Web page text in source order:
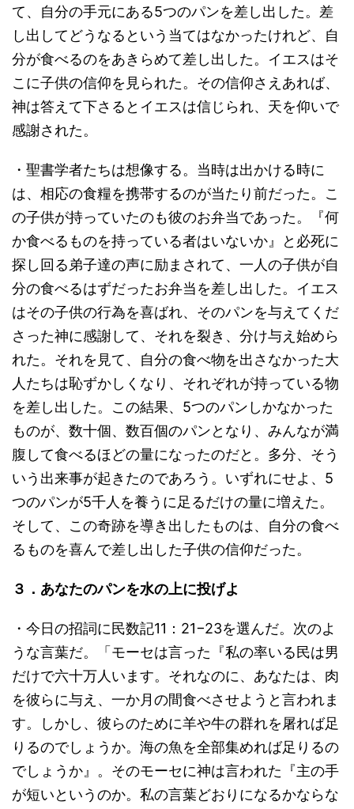
て、自分の手元にある5つのパンを差し出した。差
し出してどうなるという当てはなかったけれど、自
分が食べるのをあきらめて差し出した。イエスはそ
こに子供の信仰を見られた。その信仰さえあれば、
神は答えて下さるとイエスは信じられ、天を仰いで
感謝された。
・聖書学者たちは想像する。当時は出かける時に
は、相応の食糧を携帯するのが当たり前だった。こ
の子供が持っていたのも彼のお弁当であった。『何
か食べるものを持っている者はいないか』と必死に
探し回る弟子達の声に励まされて、一人の子供が自
分の食べるはずだったお弁当を差し出した。イエス
はその子供の行為を喜ばれ、そのパンを与えてくだ
さった神に感謝して、それを裂き、分け与え始めら
れた。それを見て、自分の食べ物を出さなかった大
人たちは恥ずかしくなり、それぞれが持っている物
を差し出した。この結果、5つのパンしかなかった
ものが、数十個、数百個のパンとなり、みんなが満
腹して食べるほどの量になったのだと。多分、そう
いう出来事が起きたのであろう。いずれにせよ、5
つのパンが5千人を養うに足るだけの量に増えた。
そして、この奇跡を導き出したものは、自分の食べ
るものを喜んで差し出した子供の信仰だった。
３．あなたのパンを水の上に投げよ
・今日の招詞に民数記11：21−23を選んだ。次のよ
うな言葉だ。「モーセは言った『私の率いる民は男
だけで六十万人います。それなのに、あなたは、肉
を彼らに与え、一か月の間食べさせようと言われま
す。しかし、彼らのために羊や牛の群れを屠れば足
りるのでしょうか。海の魚を全部集めれば足りるの
でしょうか』。そのモーセに神は言われた『主の手
が短いというのか。私の言葉どおりになるかならな